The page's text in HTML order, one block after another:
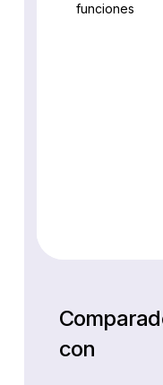
funciones
con